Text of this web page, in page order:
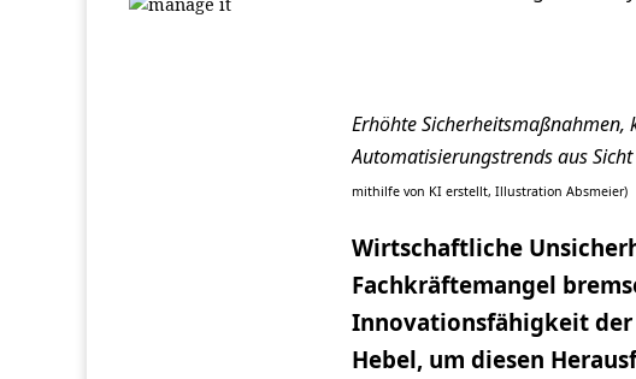
Erhöhte
Automatisierungstrends aus
mithilfe von KI erstellt, Illustration Absmeier)
Wirtschaftliche
Fachkräftemangel
Innovationsfähigkeit
Hebel, um diesen